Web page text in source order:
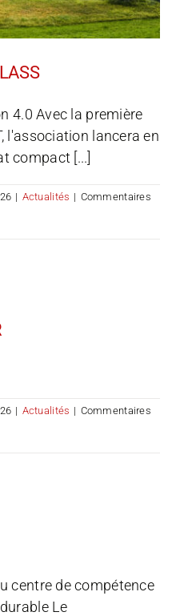
4.0 Avec la première
l'association lancera en
compact [...]
| Actualités | Commentaires
| Actualités | Commentaires
centre de compétence
Le